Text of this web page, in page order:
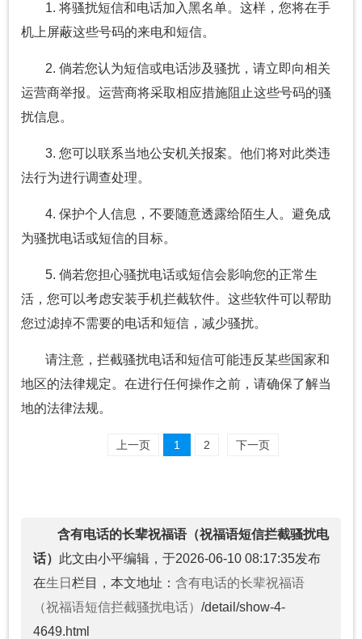
1. 将骚扰短信和电话加入黑名单。这样，您将在手
机上屏蔽这些号码的来电和短信。
2. 倘若您认为短信或电话涉及骚扰，请立即向相关
运营商举报。运营商将采取相应措施阻止这些号码的骚
扰信息。
3. 您可以联系当地公安机关报案。他们将对此类违
法行为进行调查处理。
4. 保护个人信息，不要随意透露给陌生人。避免成
为骚扰电话或短信的目标。
5. 倘若您担心骚扰电话或短信会影响您的正常生
活，您可以考虑安装手机拦截软件。这些软件可以帮助
您过滤掉不需要的电话和短信，减少骚扰。
请注意，拦截骚扰电话和短信可能违反某些国家和
地区的法律规定。在进行任何操作之前，请确保了解当
地的法律法规。
上一页 1 2 下一页
含有电话的长辈祝福语（祝福语短信拦截骚扰电
话） 此文由小平编辑，于2026-06-10 08:17:35发布
在生日 栏目，本文地址： 含有电话的长辈祝福语
（祝福语短信拦截骚扰电话） /detail/show-4-
4649.html